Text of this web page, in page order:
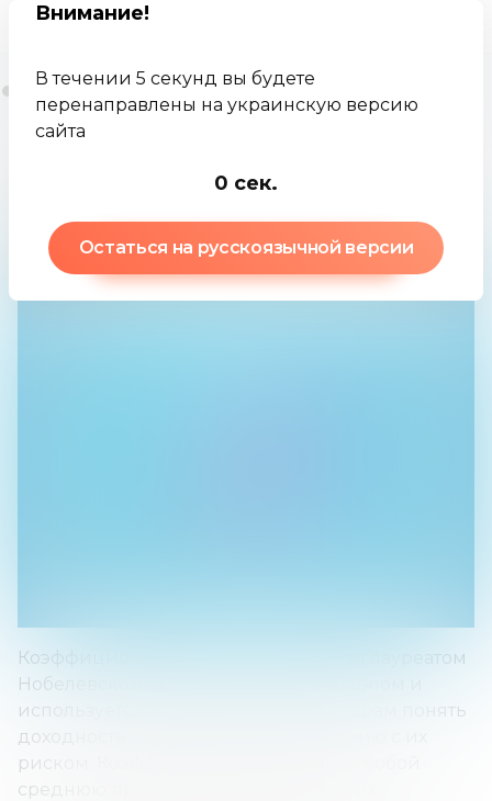
Внимание!
В течении 5 секунд вы будете
перенаправлены на украинскую версию
сайта
-1 сек.
Остаться на русскоязычной версии
Коэффициент Шарпа
Коэффициент Шарпа был разработан лауреатом
Нобелевской премии Уильямом Шарпом и
используется, чтобы помочь инвесторам понять
доходность инвестиций по сравнению с их
риском. Коэффициент представляет собой
среднюю прибыль, полученную сверх